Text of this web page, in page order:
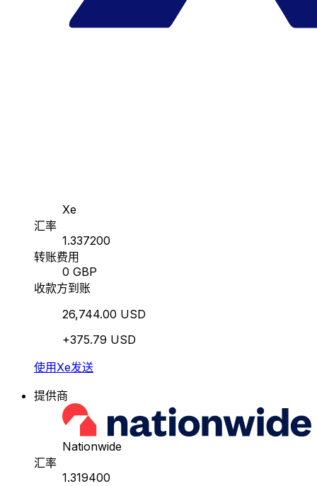
Xe
汇率
1.337200
转账费用
0 GBP
收款方到账
26,744.00 USD
+375.79 USD
使用Xe发送
提供商
Nationwide
汇率
1.319400